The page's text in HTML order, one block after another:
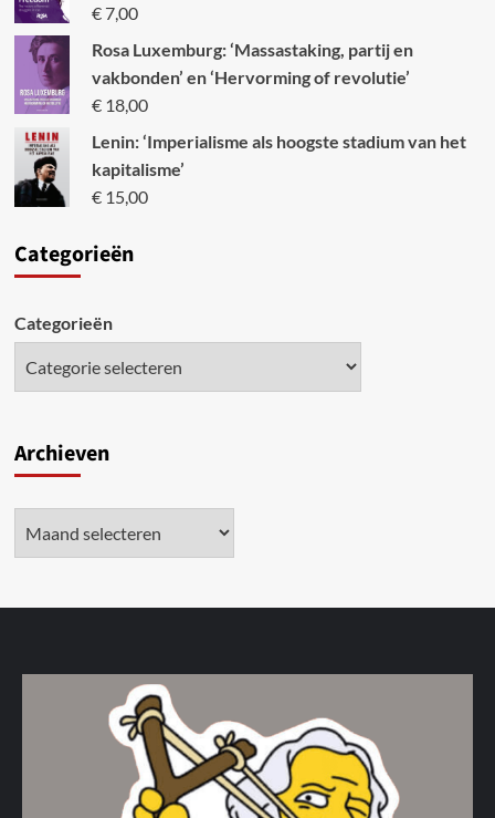
€7,00
Rosa Luxemburg: ‘Massastaking, partij en
vakbonden’ en ‘Hervorming of revolutie’
€18,00
Lenin: ‘Imperialisme als hoogste stadium van het
kapitalisme’
€15,00
Categorieën
Categorieën
Archieven